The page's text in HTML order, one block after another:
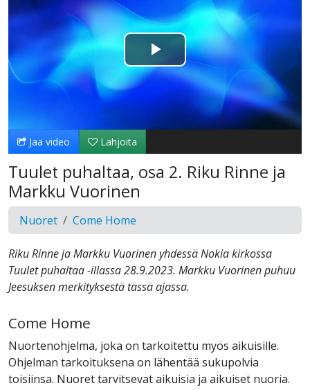
Toista
Video
Jaa video Lahjoita
Tuulet puhaltaa, osa 2. Riku Rinne ja
Markku Vuorinen
Nuoret Come Home
Riku Rinne ja Markku Vuorinen yhdessä Nokia kirkossa
Tuulet puhaltaa -illassa 28.9.2023. Markku Vuorinen puhuu
Jeesuksen merkityksestä tässä ajassa.
Come Home
Nuortenohjelma, joka on tarkoitettu myös aikuisille.
Ohjelman tarkoituksena on lähentää sukupolvia
toisiinsa. Nuoret tarvitsevat aikuisia ja aikuiset nuoria.